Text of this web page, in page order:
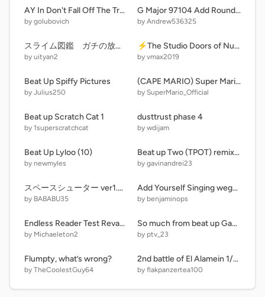
AY In Don't Fall Off The Trampoline! [ Sever: 1 | Remix: 1 | Players: 54] remix
by golubovich
G Major 97104 Add Round 551
by Andrew536325
スライム図鑑 ガチの放置ゲー（スマホ対応）
by uityan2
⚡The Studio Doors of Numbers Part 8⚡
by vmax2019
Beat Up Spiffy Pictures
by Julius250
(CAPE MARIO) Super Mario V 0.6.2
by SuperMario_Official
Beat up Scratch Cat 1
by 1superscratchcat
dusttrust phase 4
by wdijam
Beat Up Lyloo (10)
by newmyles
Beat up Two (TPOT) remix remix
by gavinandrei23
スペースシューター ver1.0モバイル 対応
by BABABU35
Add Yourself Singing wega remix
by benjaminops
Endless Reader Test Revamped | Letter A
by Michaeleton2
So much from beat up Games stuff remix remix
by ptv_23
Flumpty, what’s wrong?
by TheCoolestGuy64
2nd battle of El Alamein 1/700 scale diorama
by flakpanzertea100